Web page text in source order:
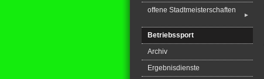
offene Stadtmeisterschaften
►
Betriebssport
Archiv
Ergebnisdienste